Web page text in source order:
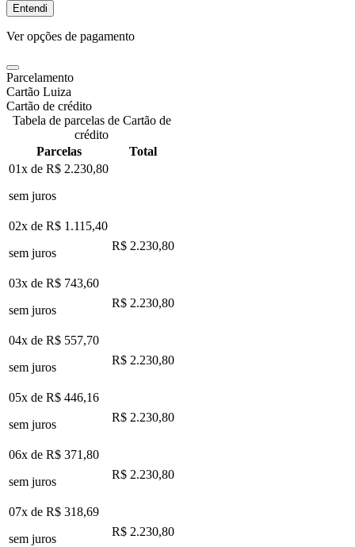
Entendi
Ver opções de pagamento
Parcelamento
Cartão Luiza
Cartão de crédito
Tabela de parcelas de Cartão de
crédito
Parcelas
Total
01x de R$ 2.230,80
sem juros
02x de R$ 1.115,40
sem juros
R$ 2.230,80
03x de R$ 743,60
sem juros
R$ 2.230,80
04x de R$ 557,70
sem juros
R$ 2.230,80
05x de R$ 446,16
sem juros
R$ 2.230,80
06x de R$ 371,80
sem juros
R$ 2.230,80
07x de R$ 318,69
sem juros
R$ 2.230,80